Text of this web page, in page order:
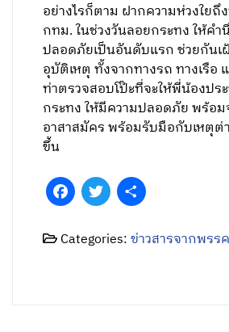
อย่างไรก็ตาม ฝากความห่วงใยถึ
กทม. ในช่วงวันลอยกระทง ให้คำ
ปลอดภัยเป็นอันดับแรก ช่วยกันเ
อุบัติเหตุ ทั้งจากทางรถ ทางเรือ
ท่าตรวจสอบโป๊ะที่จะให้พี่น้องปร
กระทง ให้มีความปลอดภัย พร้อม
อาสาสมัคร พร้อมรับมือกับเหตุต่
ขึ้น
FacebookTwitter
Categories:ข่าวสารจากพรรค